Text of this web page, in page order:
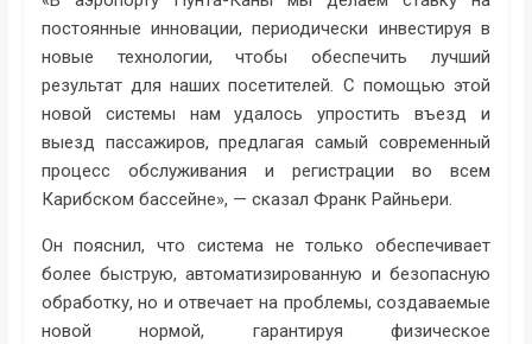
постоянные инновации, периодически инвестируя в
новые технологии, чтобы обеспечить лучший
результат для наших посетителей. С помощью этой
новой системы нам удалось упростить въезд и
выезд пассажиров, предлагая самый современный
процесс обслуживания и регистрации во всем
Карибском бассейне», — сказал Франк Райньери.
Он пояснил, что система не только обеспечивает
более быструю, автоматизированную и безопасную
обработку, но и отвечает на проблемы, создаваемые
новой нормой, гарантируя физическое